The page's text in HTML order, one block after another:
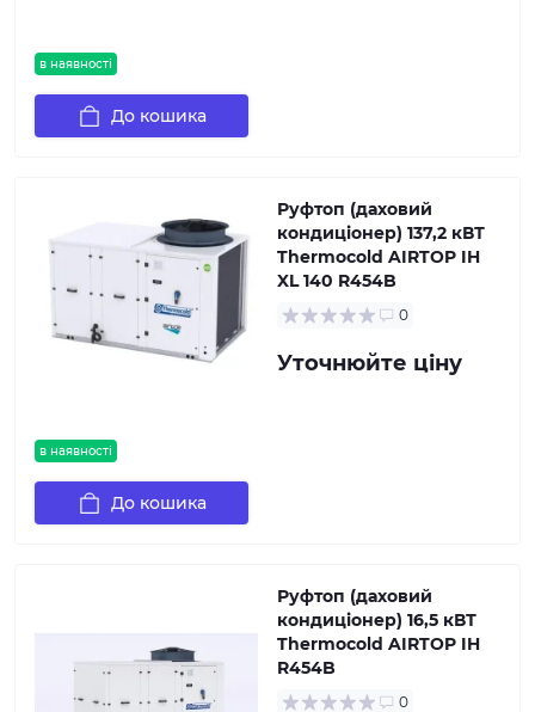
в наявності
До кошика
в наявності
Руфтоп (даховий
кондиціонер) 137,2 кВТ
Thermocold AIRTOP IH
XL 140 R454B
0
Уточнюйте ціну
До кошика
Руфтоп (даховий
кондиціонер) 16,5 кВТ
Thermocold AIRTOP IH
R454B
0